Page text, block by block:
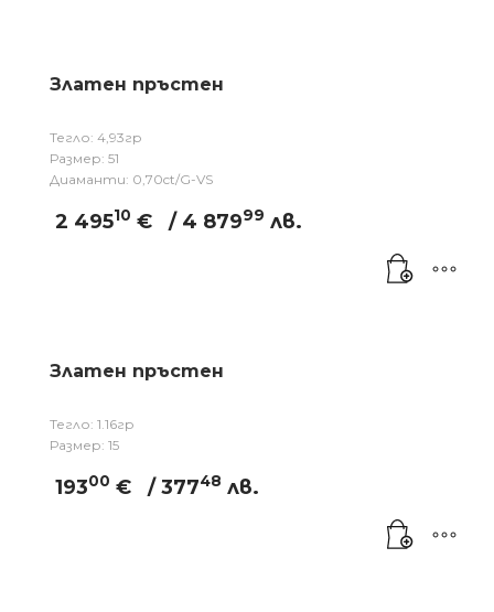
Златен пръстен
Тегло: 4,93гр
Размер: 51
Диаманти: 0,70ct/G-VS
2 49510 € / 4 87999 лв.
Златен пръстен
Тегло: 1.16гр
Размер: 15
19300 € / 37748 лв.